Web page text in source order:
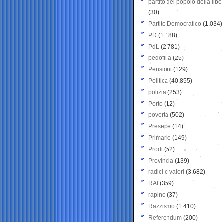
partito del popolo della
(30)
Partito Democratico (1.034)
PD (1.188)
PdL (2.781)
pedofilia (25)
Pensioni (129)
Politica (40.855)
polizia (253)
Porto (12)
povertà (502)
Presepe (14)
Primarie (149)
Prodi (52)
Provincia (139)
radici e valori (3.682)
RAI (359)
rapine (37)
Razzismo (1.410)
Referendum (200)